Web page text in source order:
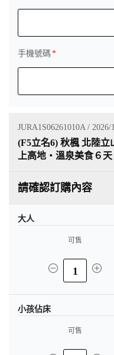
手機號碼
JURA1S06261010A / 2026/
(F5立名6) 秋楓 北陸立
上高地・溫泉美食６天
請確認訂購內容
大人
可售
1
小孩佔床
可售